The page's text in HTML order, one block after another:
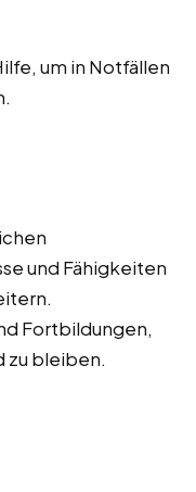
um in Notfällen
und Fähigkeiten
Fortbildungen,
zu bleiben.